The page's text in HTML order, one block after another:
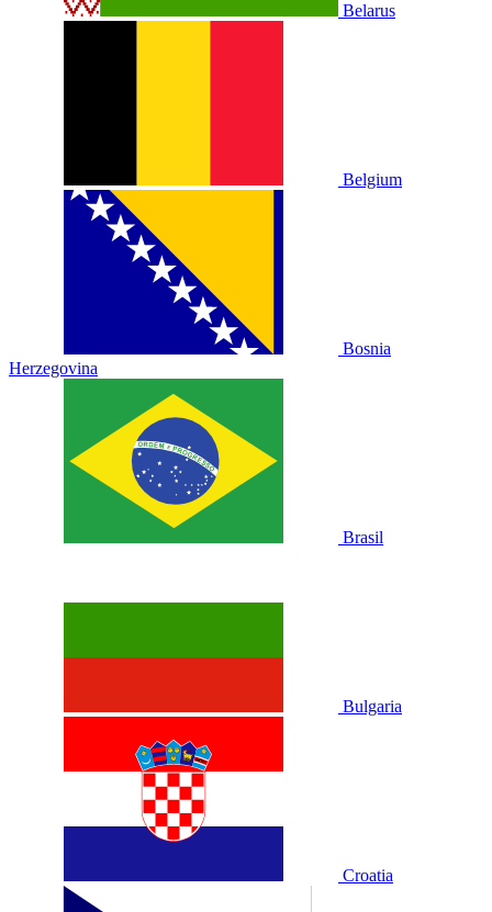
Belarus
Belgium
Bosnia
Herzegovina
Brasil
Bulgaria
Croatia